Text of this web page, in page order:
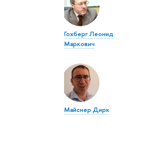
Гохберг Леонид
Маркович
Майснер Дирк